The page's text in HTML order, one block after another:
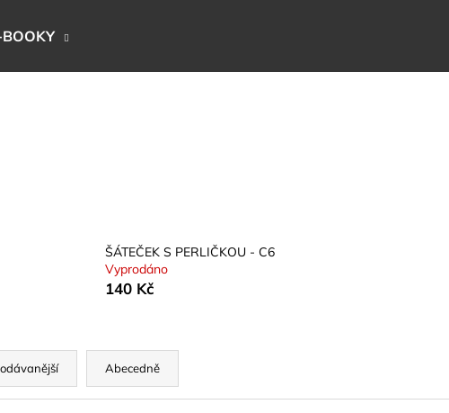
ŠÁTEČEK S PERLIČKOU - C6
Vyprodáno
140 Kč
Abecedně
Doporučujeme